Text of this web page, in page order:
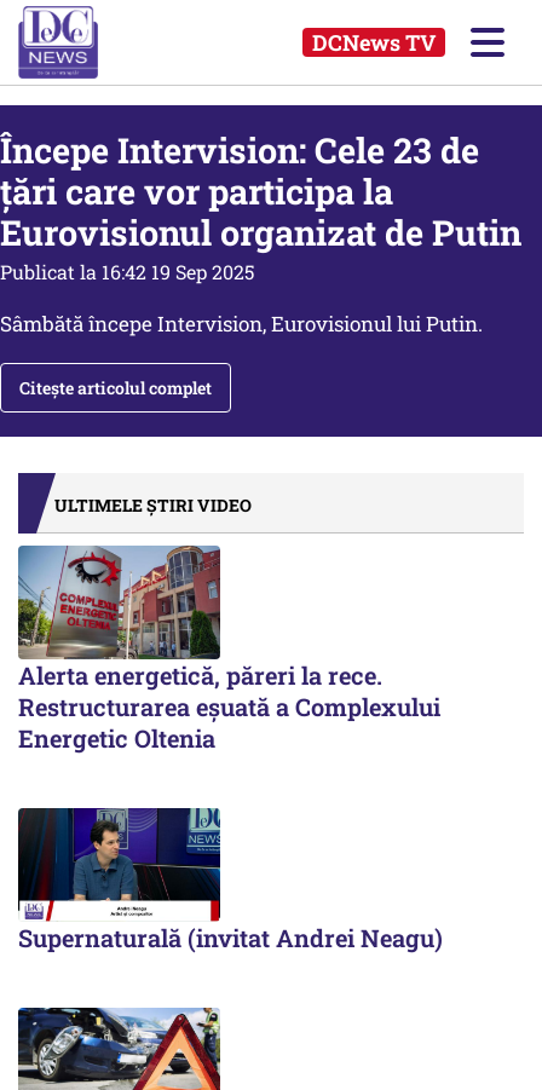
DCNews TV
Începe Intervision: Cele 23 de
țări care vor participa la
Eurovisionul organizat de Putin
Publicat la 16:42 19 Sep 2025
Sâmbătă începe Intervision, Eurovisionul lui Putin.
Citește articolul complet
ULTIMELE ȘTIRI VIDEO
Alerta energetică, păreri la rece.
Restructurarea eșuată a Complexului
Energetic Oltenia
Supernaturală (invitat Andrei Neagu)